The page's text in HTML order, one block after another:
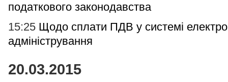
податкового законодавства
15:25 Щодо сплати ПДВ у системі
адміністрування
20.03.2015